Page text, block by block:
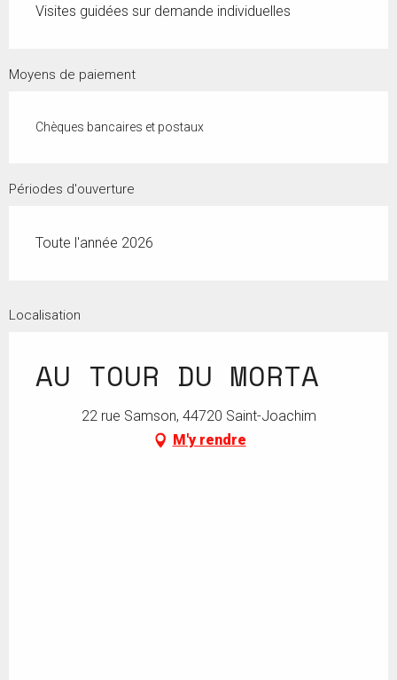
Visites guidées sur demande individuelles
Moyens de paiement
Chèques bancaires et postaux
Périodes d'ouverture
Toute l'année 2026
Localisation
AU TOUR DU MORTA
22 rue Samson, 44720 Saint-Joachim
M'y rendre